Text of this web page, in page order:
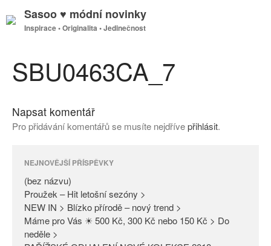
Proužek – Hit letošní sezóny >
Kč nebo 150 Kč > Do neděle >
PAŘÍŽSKÉ ODHALENÍ NOVÉ
KOLEKCE 2018
Sasoo ♥ módní novinky
Inspirace • Originalita • Jedinečnost
SBU0463CA_7
Napsat komentář
Pro přidávání komentářů se musíte nejdřívepřihlásit.
NEJNOVĚJŠÍ PŘÍSPĚVKY
(bez názvu)
Proužek – Hit letošní sezóny >
NEW IN > Blízko přírodě – nový trend >
Máme pro Vás ☀ 500 Kč, 300 Kč nebo 150 Kč > Do
neděle >